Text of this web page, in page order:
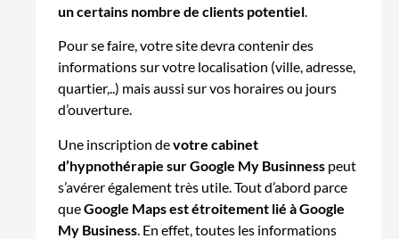
un certains nombre de clients potentiel.
Pour se faire, votre site devra contenir des
informations sur votre localisation (ville, adresse,
quartier,..) mais aussi sur vos horaires ou jours
d’ouverture.
Une inscription devotre cabinet
d’hypnothérapie sur Google My Businness peut
s’avérer également très utile. Tout d’abord parce
queGoogle Maps est étroitement lié à Google
My Business . En effet, toutes les informations